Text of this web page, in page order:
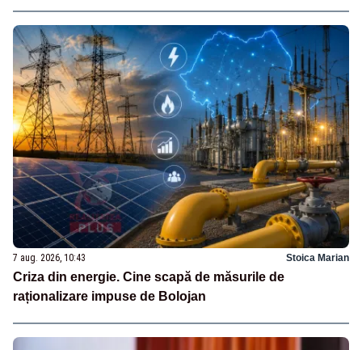
7 aug. 2026, 10:43 Stoica Marian
Criza din energie. Cine scapă de măsurile de
raționalizare impuse de Bolojan